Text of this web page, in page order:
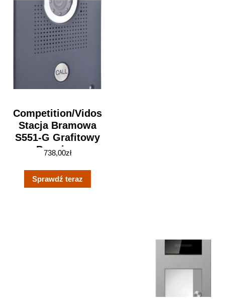
Competition/Vidos
Stacja Bramowa
S551-G Grafitowy
Premium
738,00zł
Sprawdź teraz